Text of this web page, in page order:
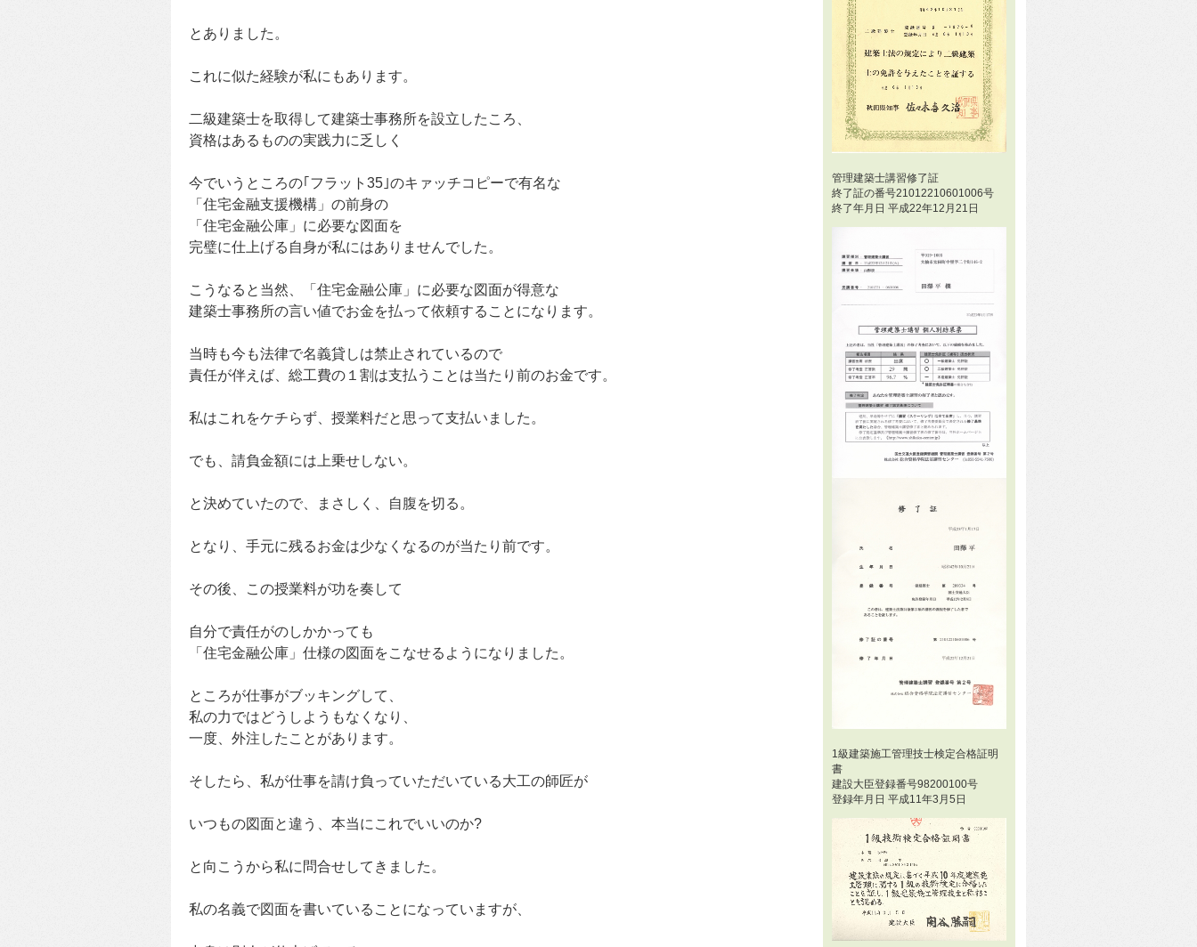
とありました。
これに似た経験が私にもあります。
二級建築士を取得して建築士事務所を設立したころ、
資格はあるものの実践力に乏しく
今でいうところの｢フラット35｣のキァッチコピーで有名な
「住宅金融支援機構」の前身の
「住宅金融公庫」に必要な図面を
完璧に仕上げる自身が私にはありませんでした。
こうなると当然、「住宅金融公庫」に必要な図面が得意な
建築士事務所の言い値でお金を払って依頼することになります。
当時も今も法律で名義貸しは禁止されているので
責任が伴えば、総工費の１割は支払うことは当たり前のお金です。
私はこれをケチらず、授業料だと思って支払いました。
でも、請負金額には上乗せしない。
と決めていたので、まさしく、自腹を切る。
となり、手元に残るお金は少なくなるのが当たり前です。
その後、この授業料が功を奏して
自分で責任がのしかかっても
「住宅金融公庫」仕様の図面をこなせるようになりました。
ところが仕事がブッキングして、
私の力ではどうしようもなくなり、
一度、外注したことがあります。
そしたら、私が仕事を請け負っていただいている大工の師匠が
いつもの図面と違う、本当にこれでいいのか?
と向こうから私に問合せしてきました。
私の名義で図面を書いていることになっていますが、
管理建築士講習修了証
終了証の番号21012210601006号
終了年月日 平成22年12月21日
1級建築施工管理技士検定合格証明
書
建設大臣登録番号98200100号
登録年月日 平成11年3月5日